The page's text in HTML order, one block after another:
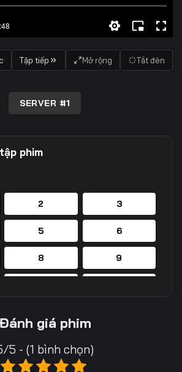
Tập tiếp Mở rộng Tắt đèn
SERVER #1
phim
2 3
5 6
8 9
20
giá phim
5 - (1 bình chọn)